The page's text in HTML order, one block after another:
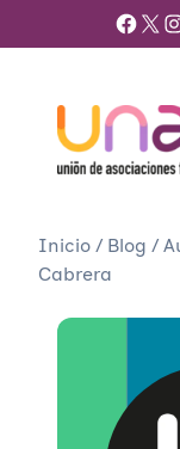
Facebook X
Inicio / Blog /
Cabrera